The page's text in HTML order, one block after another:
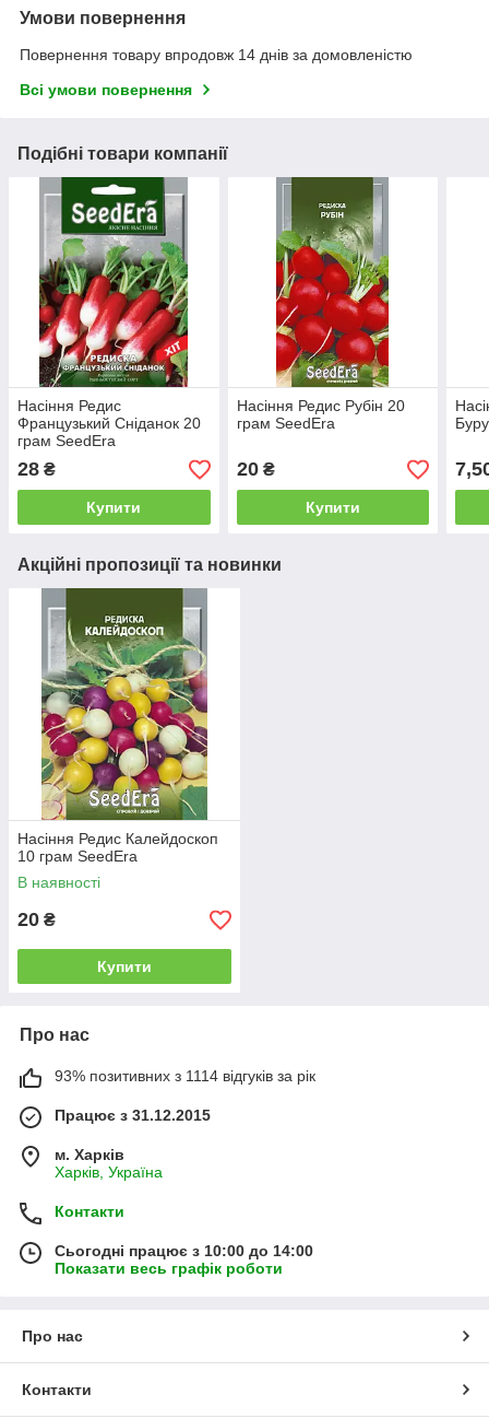
Умови повернення
Повернення товару впродовж 14 днів за домовленістю
Всі умови повернення
Подібні товари компанії
Насіння Редис
Французький Сніданок 20
грам SeedEra
28 ₴
Купити
Насіння Редис Рубін 20
грам SeedEra
20₴
Купити
Акційні пропозиції та новинки
Насіння Редис Калейдоскоп
10 грам SeedEra
В наявності
20 ₴
Купити
Про нас
93% позитивних з 1114 відгуків за рік
Працює з 31.12.2015
м. Харків
Харків, Україна
Контакти
Сьогодні працює з 10:00 до 14:00
Показати весь графік роботи
Про нас
Контакти